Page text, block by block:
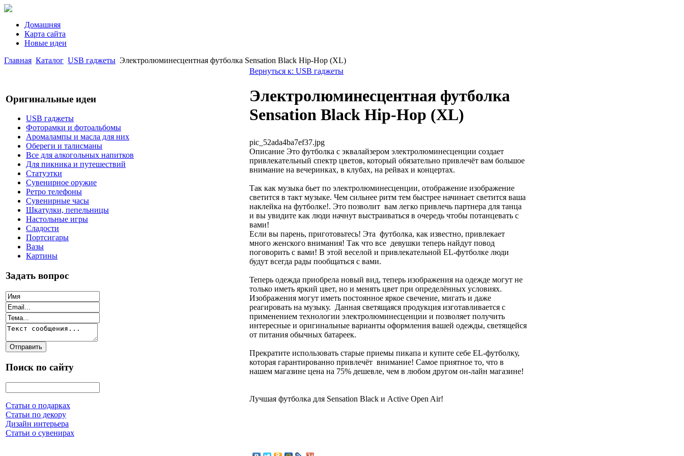
Домашняя
Карта сайта
Новые идеи
Главная Каталог USB гаджеты Электролюминесцентная футболка Sensation Black Hip-Hop (XL)
Оригинальные идеи
USB гаджеты
Фоторамки и фотоальбомы
Аромалампы и масла для них
Обереги и талисманы
Все для алкогольных напитков
Для пикника и путешествий
Статуэтки
Сувенирное оружие
Ретро телефоны
Сувенирные часы
Шкатулки, пепельницы
Настольные игры
Сладости
Портсигары
Вазы
Картины
Задать вопрос
Поиск по сайту
Статьи о подарках
Статьи по декору
Дизайн интерьера
Статьи о сувенирах
Вернуться к: USB гаджеты
Электролюминесцентная футболка
Sensation Black Hip-Hop (XL)
pic_52ada4ba7ef37.jpg
Описание Это футболка с эквалайзером электролюминесценции создает
привлекательный спектр цветов, который обязательно привлечёт вам большое
внимание на вечеринках, в клубах, на рейвах и концертах.
Так как музыка бьет по электролюминесценции, отображение изображение
светится в такт музыке. Чем сильнее ритм тем быстрее начинает светится ваша
наклейка на футболке!. Это позволит вам легко привлечь партнера для танца
и вы увидите как люди начнут выстраиваться в очередь чтобы потанцевать с
вами!
Если вы парень, приготовьтесь! Эта футболка, как известно, привлекает
много женского внимания! Так что все девушки теперь найдут повод
поговорить с вами! В этой веселой и привлекательной EL-футболке люди
будут всегда рады пообщаться с вами.
Теперь одежда приобрела новый вид, теперь изображения на одежде могут не
только иметь яркий цвет, но и менять цвет при определённых условиях.
Изображения могут иметь постоянное яркое свечение, мигать и даже
реагировать на музыку. Данная светящаяся продукция изготавливается с
применением технологии электролюминесценции и позволяет получить
интересные и оригинальные варианты оформления вашей одежды, светящейся
от питания обычных батареек.
Прекратите использовать старые приемы пикапа и купите себе EL-футболку,
которая гарантированно привлечёт внимание! Самое приятное то, что в
нашем магазине цена на 75% дешевле, чем в любом другом он-лайн магазине!
Лучшая футболка для Sensation Black и Active Open Air!